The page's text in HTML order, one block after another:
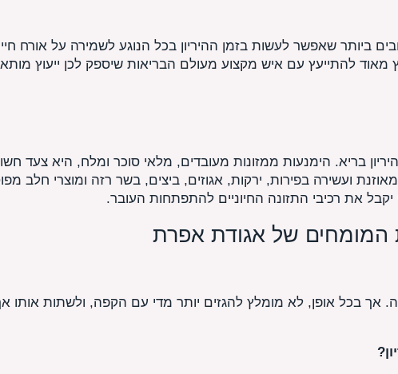
ביותר שאפשר לעשות בזמן ההיריון בכל הנוגע לשמירה על אורח
מאוד להתייעץ עם איש מקצוע מעולם הבריאות שיספק לכן ייעוץ
בריא. הימנעות ממזונות מעובדים, מלאי סוכר ומלח, היא צעד
ועשירה בפירות, ירקות, אגוזים, ביצים, בשר רזה ומוצרי חלב
יקבל את רכיבי התזונה החיוניים להתפתחות העובר.
המומחים של אגודת אפרת
אך בכל אופן, לא מומלץ להגזים יותר מדי עם הקפה, ולשתות אותו